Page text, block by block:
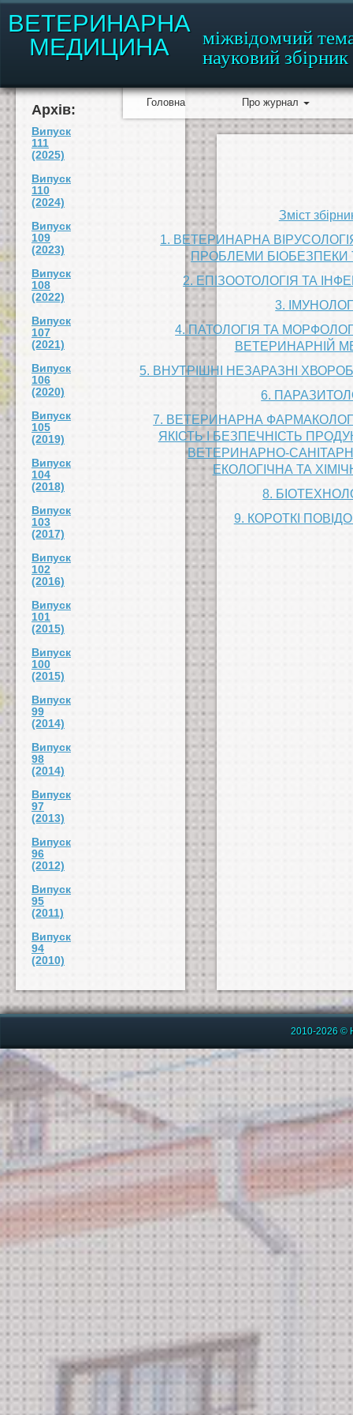
ВЕТЕРИНАРНА
МЕДИЦИНА
міжвідомчий
науковий збірник
Архів:
Випуск
111
(2025)
Випуск
110
(2024)
Випуск
109
(2023)
Випуск
108
(2022)
Випуск
107
(2021)
Випуск
106
(2020)
Випуск
105
(2019)
Випуск
104
(2018)
Випуск
103
(2017)
Випуск
102
(2016)
Випуск
101
(2015)
Випуск
100
(2015)
Випуск
99
(2014)
Випуск
98
(2014)
Випуск
97
(2013)
Випуск
96
(2012)
Випуск
95
(2011)
Випуск
94
(2010)
Головна Про журнал
Зміст
1. ВЕТЕРИНАРНА
ПРОБЛЕМИ БІОБЕЗПЕКИ
2. ЕПІЗООТОЛОГІЯ ТА
3.
4. ПАТОЛОГІЯ ТА
ВЕТЕРИНАРНІЙ
5. ВНУТРІШНІ НЕЗАРАЗНІ
6.
7. ВЕТЕРИНАРНА
ЯКІСТЬ І БЕЗПЕЧНІСТЬ
ВЕТЕРИНАРНО-
ЕКОЛОГІЧНА ТА
8.
9. КОРОТКІ
2010-2026 ©